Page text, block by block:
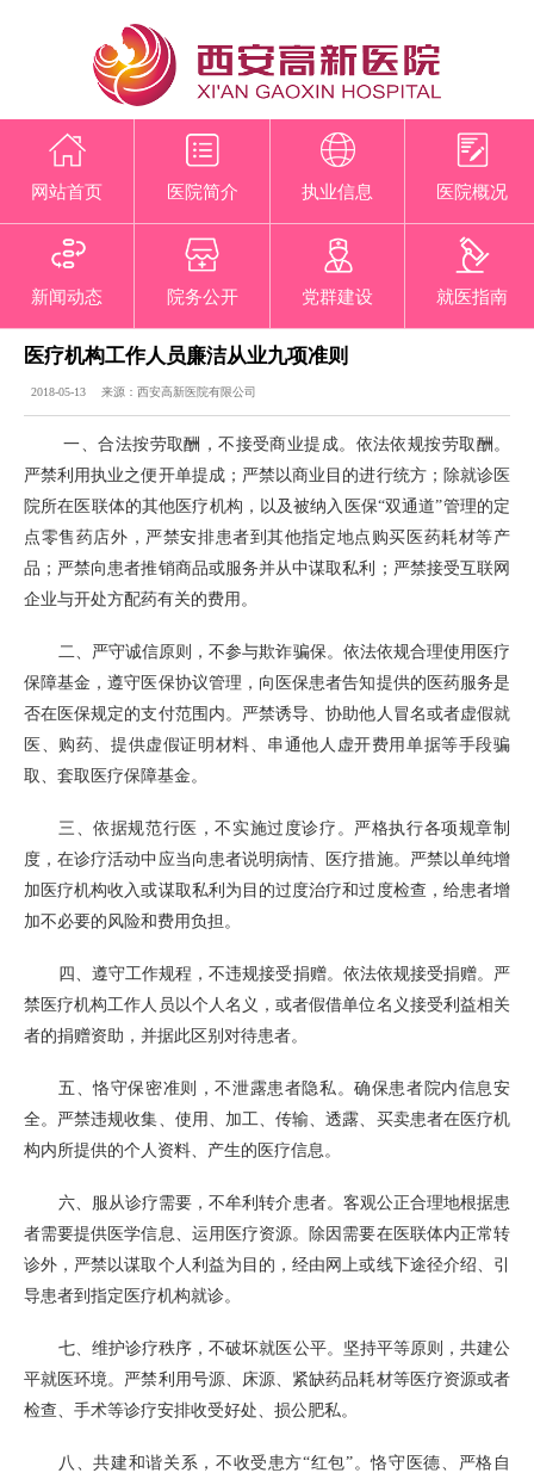
网站首页 医院简介 执业信息 医院概况
新闻动态 院务公开 党群建设 就医指南
医疗机构工作人员廉洁从业九项准则
2018-05-13 来源：西安高新医院有限公司
一、合法按劳取酬，不接受商业提成。依法依规按劳取酬。
严禁利用执业之便开单提成；严禁以商业目的进行统方；除就诊医
院所在医联体的其他医疗机构，以及被纳入医保“双通道”管理的定
点零售药店外，严禁安排患者到其他指定地点购买医药耗材等产
品；严禁向患者推销商品或服务并从中谋取私利；严禁接受互联网
企业与开处方配药有关的费用。
二、严守诚信原则，不参与欺诈骗保。依法依规合理使用医疗
保障基金，遵守医保协议管理，向医保患者告知提供的医药服务是
否在医保规定的支付范围内。严禁诱导、协助他人冒名或者虚假就
医、购药、提供虚假证明材料、串通他人虚开费用单据等手段骗
取、套取医疗保障基金。
三、依据规范行医，不实施过度诊疗。严格执行各项规章制
度，在诊疗活动中应当向患者说明病情、医疗措施。严禁以单纯增
加医疗机构收入或谋取私利为目的过度治疗和过度检查，给患者增
加不必要的风险和费用负担。
四、遵守工作规程，不违规接受捐赠。依法依规接受捐赠。严
禁医疗机构工作人员以个人名义，或者假借单位名义接受利益相关
者的捐赠资助，并据此区别对待患者。
五、恪守保密准则，不泄露患者隐私。确保患者院内信息安
全。严禁违规收集、使用、加工、传输、透露、买卖患者在医疗机
构内所提供的个人资料、产生的医疗信息。
六、服从诊疗需要，不牟利转介患者。客观公正合理地根据患
者需要提供医学信息、运用医疗资源。除因需要在医联体内正常转
诊外，严禁以谋取个人利益为目的，经由网上或线下途径介绍、引
导患者到指定医疗机构就诊。
七、维护诊疗秩序，不破坏就医公平。坚持平等原则，共建公
平就医环境。严禁利用号源、床源、紧缺药品耗材等医疗资源或者
检查、手术等诊疗安排收受好处、损公肥私。
八、共建和谐关系，不收受患方“红包”。恪守医德、严格自